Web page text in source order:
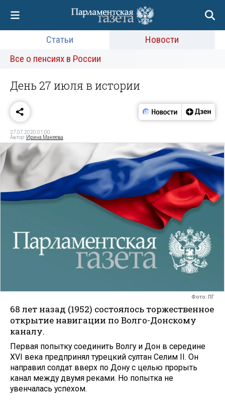
Статьи
Новости
Все о пенсиях в России
День 27 июля в истории
27.07.2020 01:00
Автор: Ирина Макеева
Фото: ПГ
68 лет назад (1952) состоялось торжественное
открытие навигации по Волго-Донскому
каналу.
Первая попытку соединить Волгу и Дон в середине
XVI века предпринял турецкий султан Селим II. Он
направил солдат вверх по Дону с целью прорыть
канал между двумя реками. Но попытка не
увенчалась успехом.